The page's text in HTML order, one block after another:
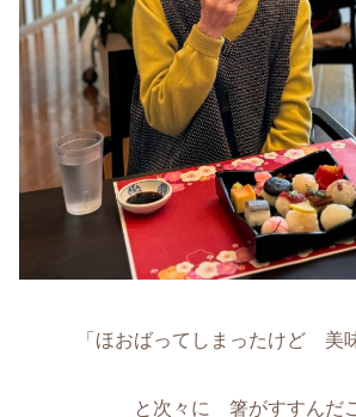
「ほおばってしまったけど 美
と次々に 箸がすすんだ